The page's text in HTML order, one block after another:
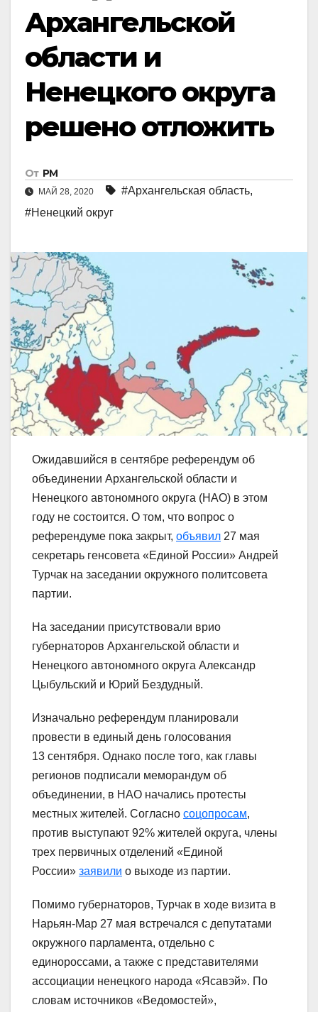
Архангельской
области и
Ненецкого округа
решено отложить
От РМ
МАЙ 28, 2020 #Архангельская область,
#Ненецкий округ
Ожидавшийся в сентябре референдум об
объединении Архангельской области и
Ненецкого автономного округа (НАО) в этом
году не состоится. О том, что вопрос о
референдуме пока закрыт, объявил 27 мая
секретарь генсовета «Единой России» Андрей
Турчак на заседании окружного политсовета
партии.
На заседании присутствовали врио
губернаторов Архангельской области и
Ненецкого автономного округа Александр
Цыбульский и Юрий Бездудный.
Изначально референдум планировали
провести в единый день голосования
13 сентября. Однако после того, как главы
регионов подписали меморандум об
объединении, в НАО начались протесты
местных жителей. Согласно соцопросам,
против выступают 92% жителей округа, члены
трех первичных отделений «Единой
России» заявили о выходе из партии.
Помимо губернаторов, Турчак в ходе визита в
Нарьян-Мар 27 мая встречался с депутатами
окружного парламента, отдельно с
единороссами, а также с представителями
ассоциации ненецкого народа «Ясавэй». По
словам источников «Ведомостей»,